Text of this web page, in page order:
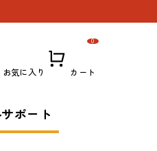
お気に入り カート
0
ポート